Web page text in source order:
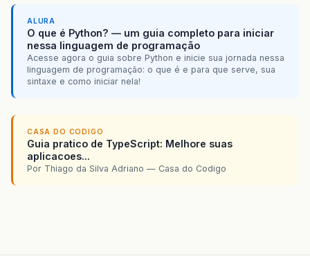
ALURA
O que é Python? — um guia completo para iniciar
nessa linguagem de programação
Acesse agora o guia sobre Python e inicie sua jornada nessa
linguagem de programação: o que é e para que serve, sua
sintaxe e como iniciar nela!
CASA DO CODIGO
Guia pratico de TypeScript: Melhore suas
aplicacoes...
Por Thiago da Silva Adriano — Casa do Codigo